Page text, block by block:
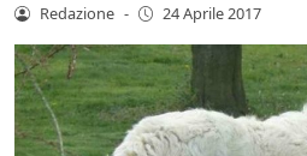
Redazione - 24 Aprile 2017